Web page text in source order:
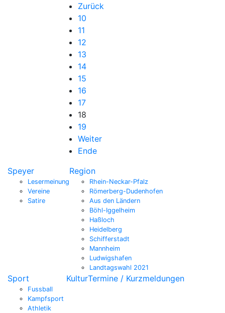
Zurück
10
11
12
13
14
15
16
17
18
19
Weiter
Ende
Speyer
Lesermeinung
Vereine
Satire
Region
Rhein-Neckar-Pfalz
Römerberg-Dudenhofen
Aus den Ländern
Böhl-Iggelheim
Haßloch
Heidelberg
Schifferstadt
Mannheim
Ludwigshafen
Landtagswahl 2021
Sport
Fussball
Kampfsport
Athletik
KulturTermine / Kurzmeldungen